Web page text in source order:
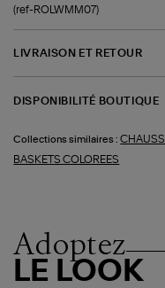
(ref-ROLWMM07)
LIVRAISON ET RETOUR
DISPONIBILITÉ BOUTIQUE
Collections similaires :
BASKETS COLOREES
Adoptez
LE LOOK